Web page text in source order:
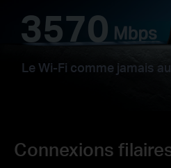
3570
Le Wi-Fi comme jamais
Connexions